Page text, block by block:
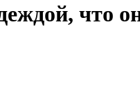
что